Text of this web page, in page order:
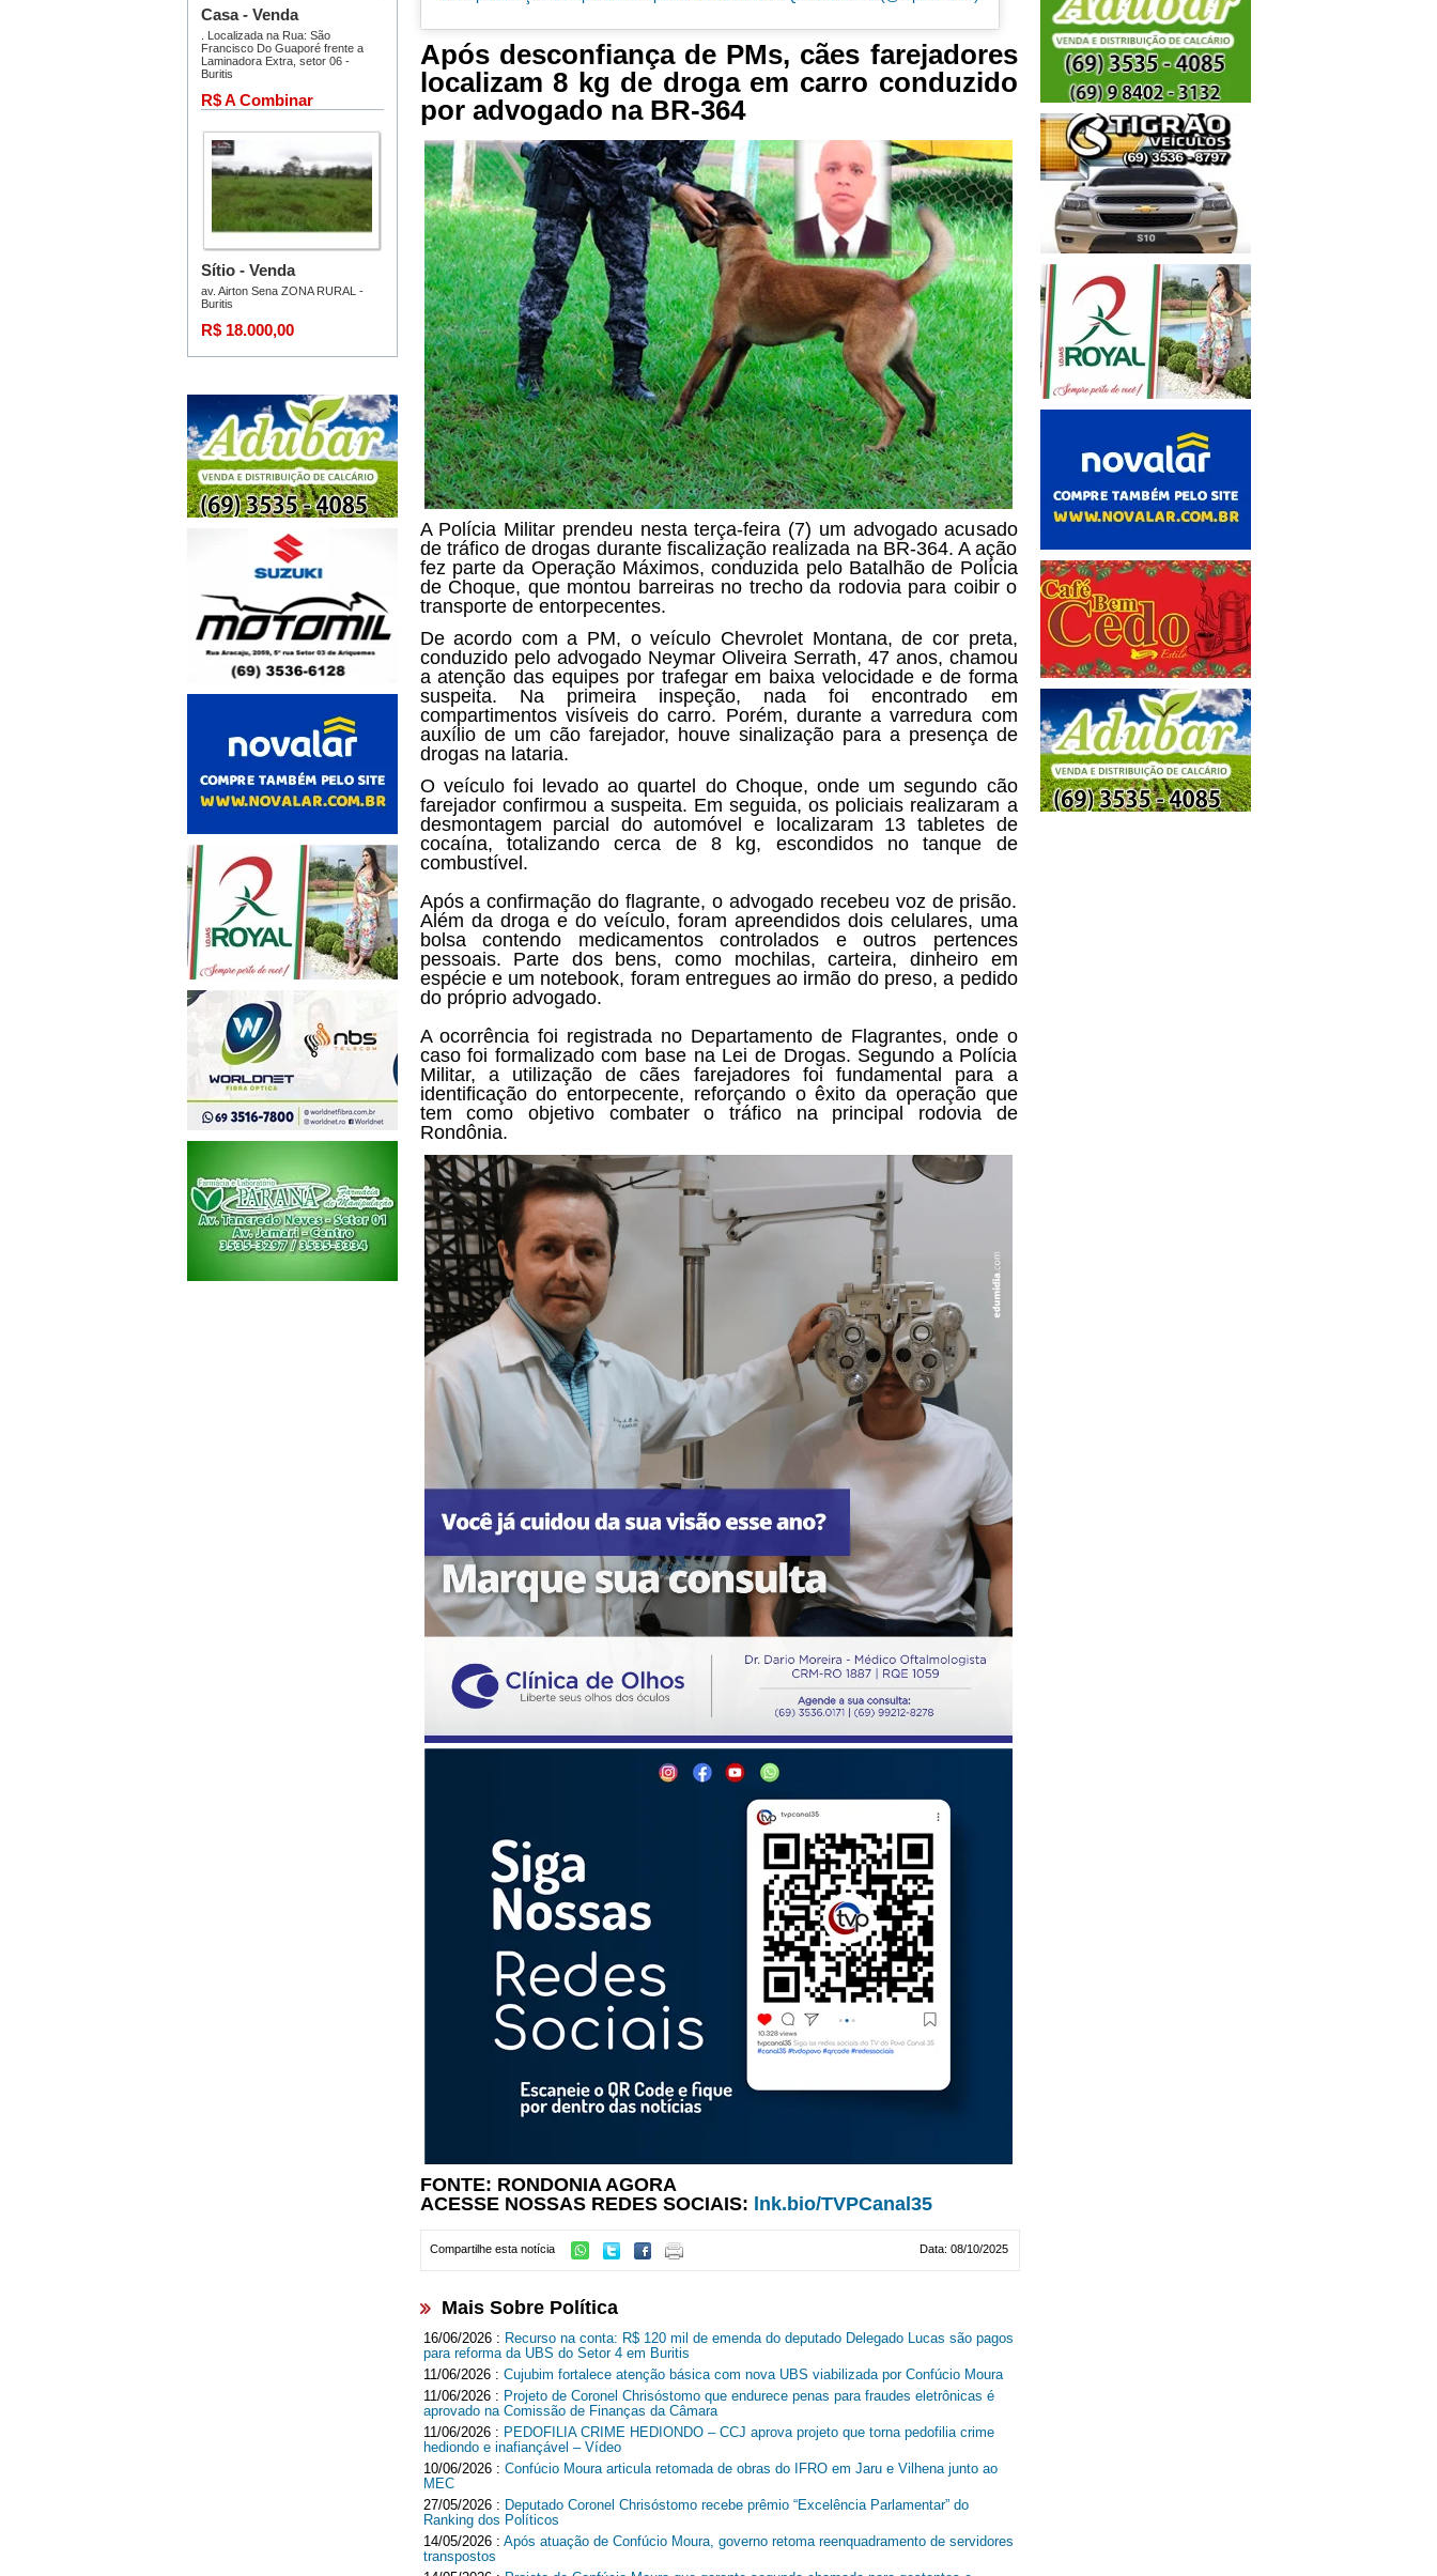
Após desconfiança de PMs, cães farejadores
localizam 8 kg de droga em carro conduzido
por advogado na BR-364
A Polícia Militar prendeu nesta terça-feira (7) um advogado acusado
de tráfico de drogas durante fiscalização realizada na BR-364. A ação
fez parte da Operação Máximos, conduzida pelo Batalhão de Polícia
de Choque, que montou barreiras no trecho da rodovia para coibir o
transporte de entorpecentes.
De acordo com a PM, o veículo Chevrolet Montana, de cor preta,
conduzido pelo advogado Neymar Oliveira Serrath, 47 anos, chamou
a atenção das equipes por trafegar em baixa velocidade e de forma
suspeita. Na primeira inspeção, nada foi encontrado em
compartimentos visíveis do carro. Porém, durante a varredura com
auxílio de um cão farejador, houve sinalização para a presença de
drogas na lataria.
O veículo foi levado ao quartel do Choque, onde um segundo cão
farejador confirmou a suspeita. Em seguida, os policiais realizaram a
desmontagem parcial do automóvel e localizaram 13 tabletes de
cocaína, totalizando cerca de 8 kg, escondidos no tanque de
combustível.
Após a confirmação do flagrante, o advogado recebeu voz de prisão.
Além da droga e do veículo, foram apreendidos dois celulares, uma
bolsa contendo medicamentos controlados e outros pertences
pessoais. Parte dos bens, como mochilas, carteira, dinheiro em
espécie e um notebook, foram entregues ao irmão do preso, a pedido
do próprio advogado.
A ocorrência foi registrada no Departamento de Flagrantes, onde o
caso foi formalizado com base na Lei de Drogas. Segundo a Polícia
Militar, a utilização de cães farejadores foi fundamental para a
identificação do entorpecente, reforçando o êxito da operação que
tem como objetivo combater o tráfico na principal rodovia de
Rondônia.
FONTE: RONDONIA AGORA
ACESSE NOSSAS REDES SOCIAIS: lnk.bio/TVPCanal35
Data: 08/10/2025
Compartilhe esta notícia
Mais Sobre Política
16/06/2026 : Recurso na conta: R$ 120 mil de emenda do deputado Delegado Lucas são pagos
para reforma da UBS do Setor 4 em Buritis
11/06/2026 : Cujubim fortalece atenção básica com nova UBS viabilizada por Confúcio Moura
11/06/2026 : Projeto de Coronel Chrisóstomo que endurece penas para fraudes eletrônicas é
aprovado na Comissão de Finanças da Câmara
11/06/2026 : PEDOFILIA CRIME HEDIONDO – CCJ aprova projeto que torna pedofilia crime
hediondo e inafiançável – Vídeo
10/06/2026 : Confúcio Moura articula retomada de obras do IFRO em Jaru e Vilhena junto ao
MEC
27/05/2026 : Deputado Coronel Chrisóstomo recebe prêmio “Excelência Parlamentar” do
Ranking dos Políticos
14/05/2026 : Após atuação de Confúcio Moura, governo retoma reenquadramento de servidores
transpostos